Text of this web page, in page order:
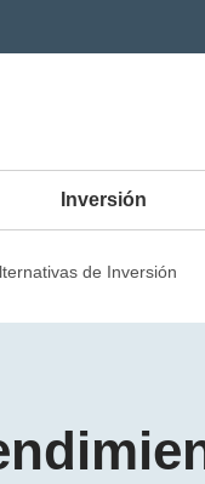
Inversión
de Inversión